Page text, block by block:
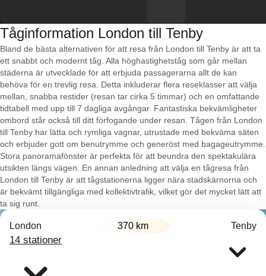
Tåginformation London till Tenby
Bland de bästa alternativen för att resa från London till Tenby är att ta
ett snabbt och modernt tåg. Alla höghastighetståg som går mellan
städerna är utvecklade för att erbjuda passagerarna allt de kan
behöva för en trevlig resa. Detta inkluderar flera reseklasser att välja
mellan, snabba restider (resan tar cirka 5 timmar) och en omfattande
tidtabell med upp till 7 dagliga avgångar. Fantastiska bekvämligheter
ombord står också till ditt förfogande under resan. Tågen från London
till Tenby har lätta och rymliga vagnar, utrustade med bekväma säten
och erbjuder gott om benutrymme och generöst med bagageutrymme.
Stora panoramafönster är perfekta för att beundra den spektakulära
utsikten längs vägen. En annan anledning att välja en tågresa från
London till Tenby är att tågstationerna ligger nära stadskärnorna och
är bekvämt tillgängliga med kollektivtrafik, vilket gör det mycket lätt att
ta sig runt.
London 370 km Tenby
14 stationer